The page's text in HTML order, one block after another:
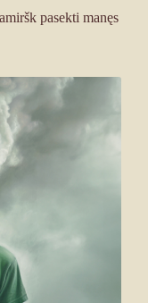
pasekti manęs